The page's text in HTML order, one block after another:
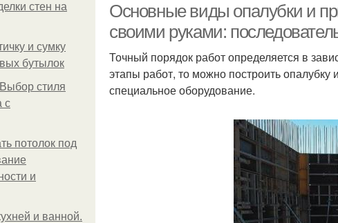
стен на
и сумку
бутылок
стиля
с
потолок под
и
и ванной.
Основные виды опалубки и
своими руками:
Точный порядок работ определяется в
этапы работ, то можно построить
специальное оборудование.